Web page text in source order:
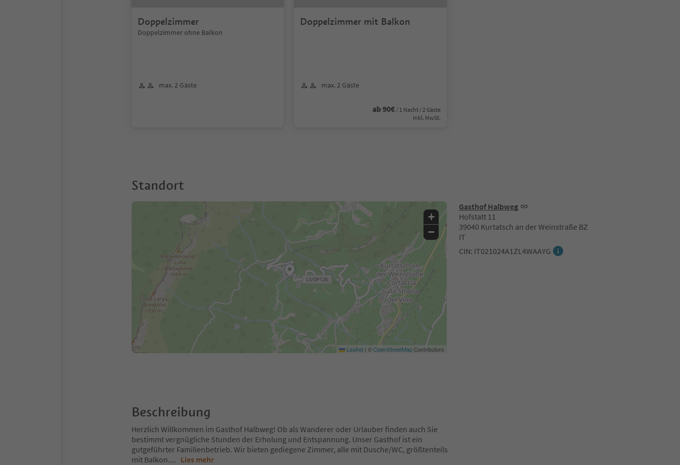
Doppelzimmer
Doppelzimmer ohne Balkon
max. 2 Gäste
Doppelzimmer mit Balkon
max. 2 Gäste
ab 90€ / 1 Nacht / 2 Gäste
Inkl. MwSt.
Standort
Gasthof Halbweg
Hofstatt 11
39040 Kurtatsch an der Weinstraße BZ
IT
CIN: IT021024A1ZL4WAAYG
+
−
Leaflet | ©OpenStreetMapContributors
Beschreibung
Herzlich Willkommen im Gasthof Halbweg! Ob als Wanderer oder Urlauber finden auch Sie
bestimmt vergnügliche Stunden der Erholung und Entspannung. Unser Gasthof ist ein
gutgeführter Familienbetrieb. Wir bieten gediegene Zimmer, alle mit Dusche/WC, größtenteils
mit Balkon.... Lies mehr